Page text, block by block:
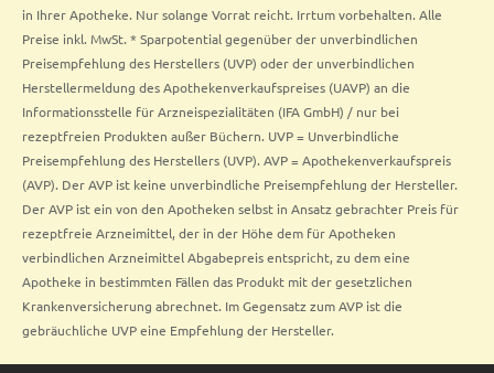
in Ihrer Apotheke. Nur solange Vorrat reicht. Irrtum vorbehalten. Alle
Preise inkl. MwSt. * Sparpotential gegenüber der unverbindlichen
Preisempfehlung des Herstellers (UVP) oder der unverbindlichen
Herstellermeldung des Apothekenverkaufspreises (UAVP) an die
Informationsstelle für Arzneispezialitäten (IFA GmbH) / nur bei
rezeptfreien Produkten außer Büchern. UVP = Unverbindliche
Preisempfehlung des Herstellers (UVP). AVP = Apothekenverkaufspreis
(AVP). Der AVP ist keine unverbindliche Preisempfehlung der Hersteller.
Der AVP ist ein von den Apotheken selbst in Ansatz gebrachter Preis für
rezeptfreie Arzneimittel, der in der Höhe dem für Apotheken
verbindlichen Arzneimittel Abgabepreis entspricht, zu dem eine
Apotheke in bestimmten Fällen das Produkt mit der gesetzlichen
Krankenversicherung abrechnet. Im Gegensatz zum AVP ist die
gebräuchliche UVP eine Empfehlung der Hersteller.